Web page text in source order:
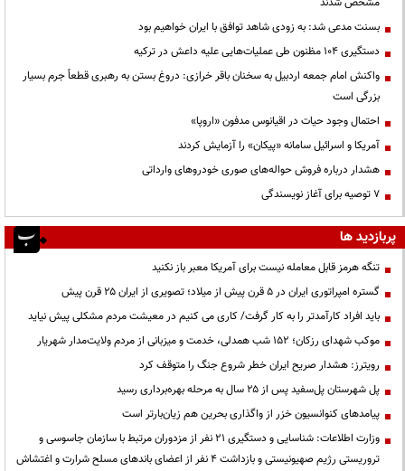
بسنت مدعی شد: به زودی شاهد توافق با ایران خواهیم بود
دستگیری ۱۰۴ مظنون طی عملیات‌هایی علیه داعش در ترکیه
واکنش امام جمعه اردبیل به سخنان باقر خرازی: دروغ بستن به رهبری قطعاً جرم بسیار
بزرگی است
احتمال وجود حیات در اقیانوس مدفون «اروپا»
آمریکا و اسرائیل سامانه «پیکان» را آزمایش کردند
هشدار درباره فروش حواله‌های صوری خودروهای وارداتی
۷ توصیه برای آغاز نویسندگی
پربازدید ها
تنگه هرمز قابل معامله نیست برای آمریکا معبر باز نکنید
گستره امپراتوری ایران در ۵ قرن پیش از میلاد؛ تصویری از ایران ۲۵ قرن پیش
باید افراد کارآمدتر را به کار گرفت/ کاری می کنیم در معیشت مردم مشکلی پیش نیاید
موکب شهدای رزکان؛ ۱۵۲ شب همدلی، خدمت و میزبانی از مردم ولایت‌مدار شهریار
رویترز: هشدار صریح ایران خطر شروع جنگ را متوقف کرد
پل شهرستان پل‌سفید پس از ۲۵ سال به مرحله بهره‌برداری رسید
پیامدهای کنوانسیون خزر از واگذاری بحرین هم زیان‌بارتر است
وزارت اطلاعات: شناسایی و دستگیری ۲۱ نفر از مزدوران مرتبط با سازمان جاسوسی و
تروریستی رژیم صهیونیستی و بازداشت ۴ نفر از اعضای باندهای مسلح شرارت و اغتشاش